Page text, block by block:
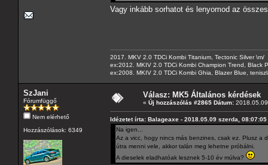
Vagy inkább sorhatot és lenyomod az
2017. MKV 2.0 TDCi Kombi Titanium, Tectonic Silver \m/
ex:2012. MKIV 2.0 TDCi Kombi Champion Trend, Black
ex:2008. MKIV 2.0 TDCi Kombi Ghia, Blazer Blue,
SzJani
Fórumfüggő
Nem elérhető
Hozzászólások: 6349
Válasz: MK5 Általános kérdések
« Új hozzászólás #2865 Dátum:
Idézetet írta: Balageaxe - 2018.05.09 szerda, 08:07:05
Na igen...
Az a vicc, hogy nincs más benzines, csak ez. Plusz a
útra menni vele, akkor talán meg lehetne próbálni.
A dieselek eladhatóak lesznek 5-10 év múlva?